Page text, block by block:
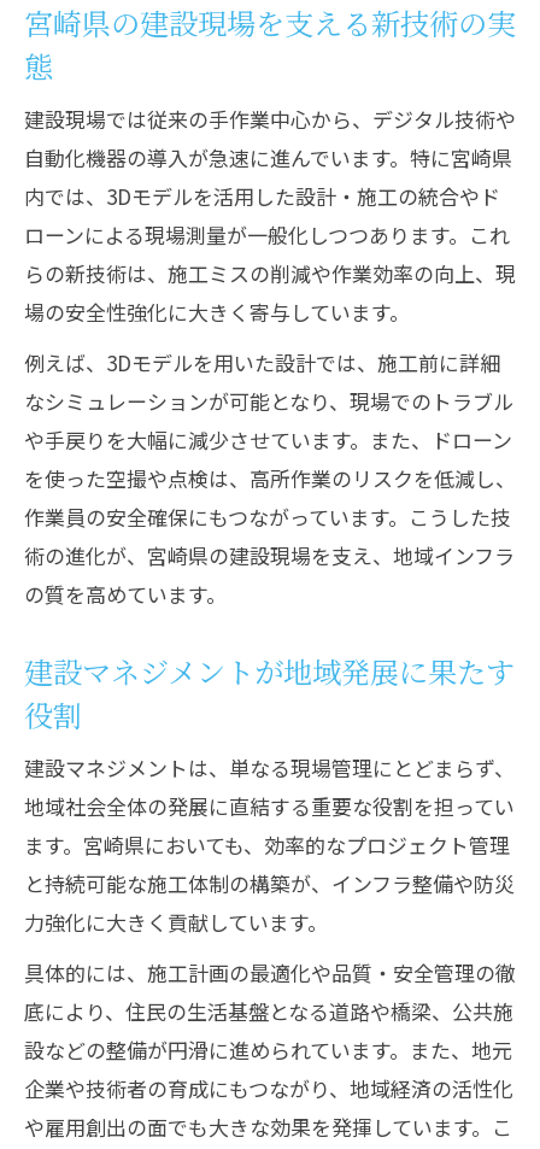
宮崎県の建設現場を支える新技術の実
態
建設現場では従来の手作業中心から、デジタル技術や
自動化機器の導入が急速に進んでいます。特に宮崎県
内では、3Dモデルを活用した設計・施工の統合やド
ローンによる現場測量が一般化しつつあります。これ
らの新技術は、施工ミスの削減や作業効率の向上、現
場の安全性強化に大きく寄与しています。
例えば、3Dモデルを用いた設計では、施工前に詳細
なシミュレーションが可能となり、現場でのトラブル
や手戻りを大幅に減少させています。また、ドローン
を使った空撮や点検は、高所作業のリスクを低減し、
作業員の安全確保にもつながっています。こうした技
術の進化が、宮崎県の建設現場を支え、地域インフラ
の質を高めています。
建設マネジメントが地域発展に果たす
役割
建設マネジメントは、単なる現場管理にとどまらず、
地域社会全体の発展に直結する重要な役割を担ってい
ます。宮崎県においても、効率的なプロジェクト管理
と持続可能な施工体制の構築が、インフラ整備や防災
力強化に大きく貢献しています。
具体的には、施工計画の最適化や品質・安全管理の徹
底により、住民の生活基盤となる道路や橋梁、公共施
設などの整備が円滑に進められています。また、地元
企業や技術者の育成にもつながり、地域経済の活性化
や雇用創出の面でも大きな効果を発揮しています。こ